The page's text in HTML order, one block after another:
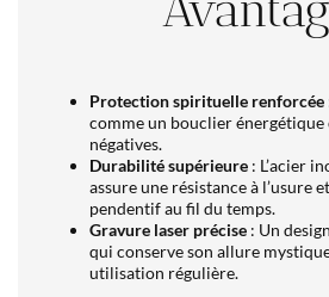
Protection spirituelle renforcée
comme un bouclier
négatives.
Durabilité supérieure : L’acier
assure une résistance à l’usure
pendentif au fil du temps.
Gravure laser précise : Un
qui conserve son allure
utilisation régulière.